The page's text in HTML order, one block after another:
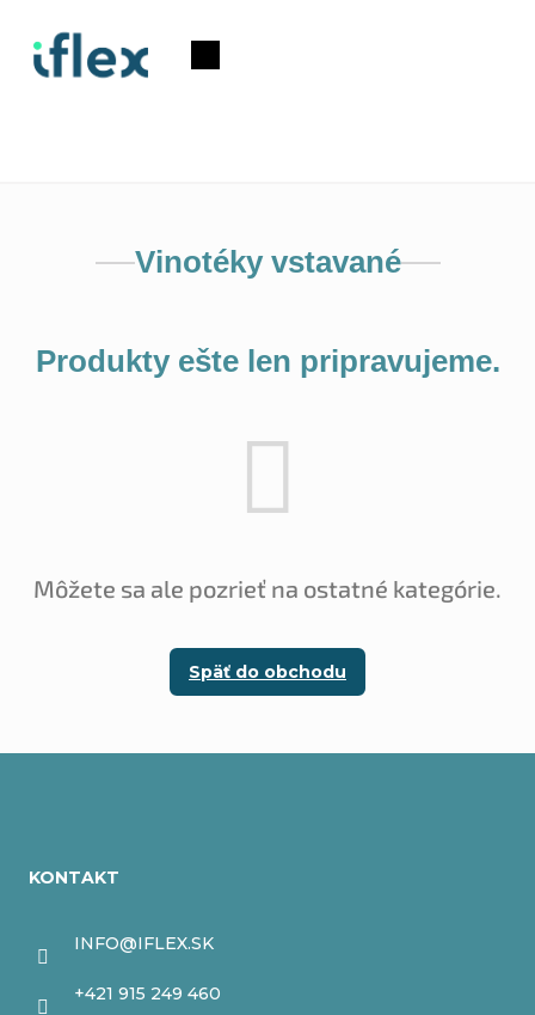
obsah
Nákupný
Vinotéky vstavané
Produkty ešte len pripravujeme.
Môžete sa ale pozrieť na ostatné kategórie.
Späť do obchodu
KONTAKT
INFO@IFLEX.SK
+421 915 249 460